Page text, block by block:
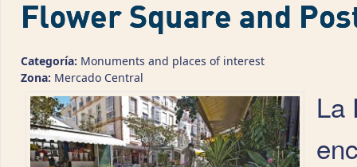
Flower Square and
Categoría: Monuments and places of interest
Zona: Mercado Central
La